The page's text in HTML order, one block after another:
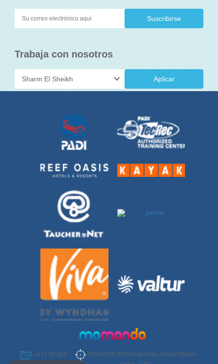
Trabaja con nosotros
Aplicar
+971 50 950
DSO-IFZA, IFZA Properties, Dubai Silicon
Select Destination